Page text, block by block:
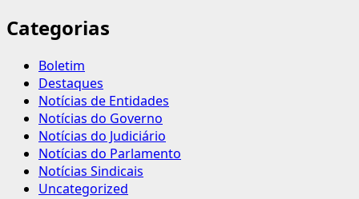
Categorias
Boletim
Destaques
Notícias de Entidades
Notícias do Governo
Notícias do Judiciário
Notícias do Parlamento
Notícias Sindicais
Uncategorized